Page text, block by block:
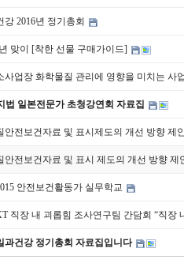
강 2016년 정기총회
맞이 [착한 선물 구매가이드]
사업장 화학물질 관리에 영향을 미치는 사
법 일본전문가 초청강연회 자료집
안전보건자료 및 표시제도의 개선 방향 제
안전보건자료 및 표시 제도의 개선 방향 제
안전보건활동가 실무학교
직장 내 괴롭힘 조사연구팀 간담회 “직장
과건강 정기총회 자료집입니다